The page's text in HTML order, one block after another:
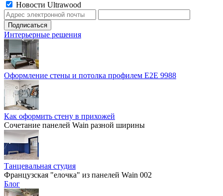
Новости Ultrawood
Интерьерные решения
Оформление стены и потолка профилем E2E 9988
Как оформить стену в прихожей
Сочетание панелей Wain разной ширины
Танцевальная студия
Французская "елочка" из панелей Wain 002
Блог